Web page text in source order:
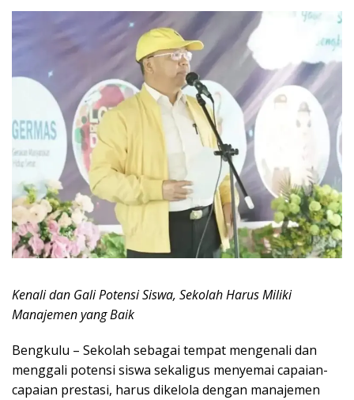
Kenali dan Gali Potensi Siswa, Sekolah Harus Miliki
Manajemen yang Baik
Bengkulu – Sekolah sebagai tempat mengenali dan
menggali potensi siswa sekaligus menyemai capaian-
capaian prestasi, harus dikelola dengan manajemen